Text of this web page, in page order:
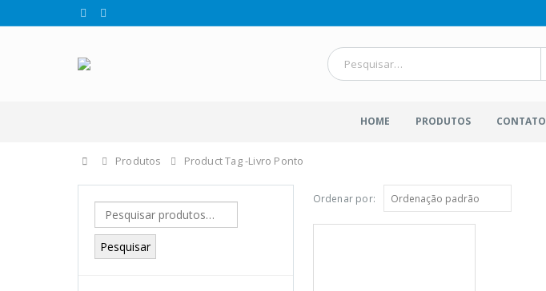
HOME PRODUTOS CONTATO
Produtos Product Tag -Livro Ponto
Ordenar por:
Pesquisar